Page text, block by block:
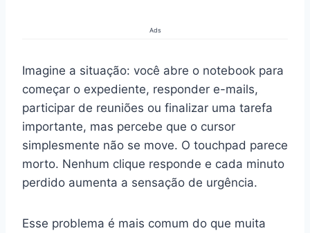
Ads
Imagine a situação: você abre o notebook para
começar o expediente, responder e-mails,
participar de reuniões ou finalizar uma tarefa
importante, mas percebe que o cursor
simplesmente não se move. O touchpad parece
morto. Nenhum clique responde e cada minuto
perdido aumenta a sensação de urgência.
Esse problema é mais comum do que muita